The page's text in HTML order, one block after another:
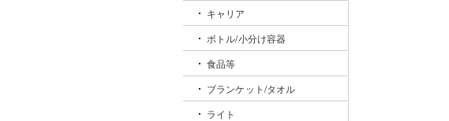
キャリア
ボトル/小分け容器
食品等
ブランケット/タオル
ライト